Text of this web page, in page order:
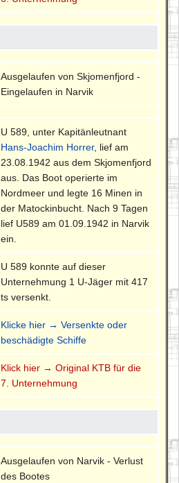
Ausgelaufen von Skjomenfjord -
Eingelaufen in Narvik
U 589, unter Kapitänleutnant
Hans-Joachim Horrer, lief am
23.08.1942 aus dem Skjomenfjord
aus. Das Boot operierte im
Nordmeer und legte 16 Minen in
der Matockinbucht. Nach 9 Tagen
lief U589 am 01.09.1942 in Narvik
ein.
U 589 konnte auf dieser
Unternehmung 1 U-Jäger mit 417
ts versenkt.
Klicke hier → Versenkte oder
beschädigte Schiffe
Klick hier → Original KTB für die
7. Unternehmung
Ausgelaufen von Narvik - Verlust
des Bootes